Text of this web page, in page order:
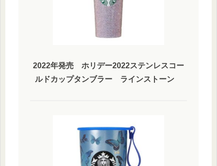
2022年発売 ホリデー2022ステンレスコー
ルドカップタンブラー ラインストーン